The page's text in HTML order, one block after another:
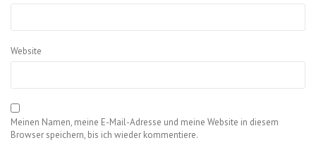
Website
Meinen Namen, meine E-Mail-Adresse und meine Website in diesem
Browser speichern, bis ich wieder kommentiere.